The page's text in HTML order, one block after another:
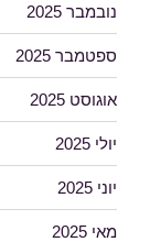
נובמבר 2025
ספטמבר 2025
אוגוסט 2025
יולי 2025
יוני 2025
מאי 2025